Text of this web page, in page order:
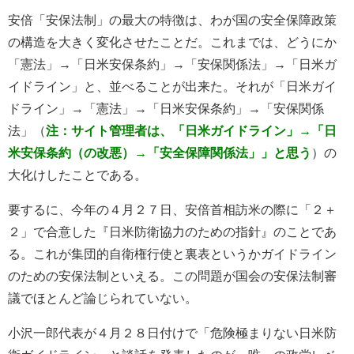
安倍「安保法制」の最大の特徴は、わが国の安全保障政策
の構造を大きく変化させたことだ。これまでは、どうにか
「憲法」→「日米安保条約」→「安保関係法」→「日米ガ
イドライン」と、並べることが出来た。それが「日米ガイ
ドライン」→「憲法」→「日米安保条約」→「安保関係
法」（注：サイト管理者は、「日米ガイドライン」→「日
米安保条約（の改悪）→「安全保障関係法」」と思う ）の
大化けしたことである。
要するに、今年の４月２７日、安倍首相訪米の際に「２＋
２」で合意した『日米防衛協力のための指針』のことであ
る。これが集団的自衛権行使と裏表というかガイドライン
のための安保法制といえる。この問題が国会の安保法制審
議でほとんど論じられていない。
小沢一郎代表が４月２８日付けで「危険極まりない日米防